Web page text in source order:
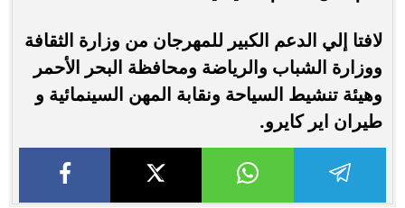
لافتا إلي الدعم الكبير للمهرجان من وزارة الثقافة
ووزارة الشباب والرياضة ومحافظة البحر الأحمر
وهيئة تنشيط السياحة ونقابة المهن السينمائية و
طيران اير كايرو.